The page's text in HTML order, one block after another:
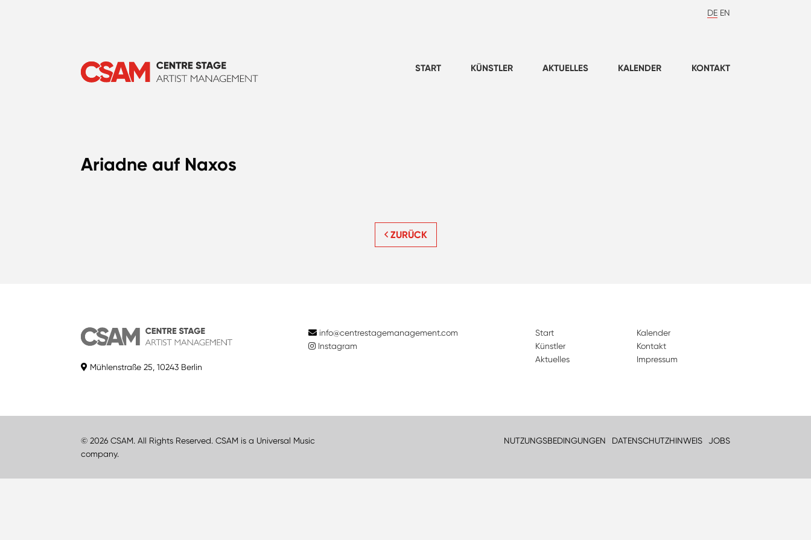
DE EN
START KÜNSTLER AKTUELLES KALENDER KONTAKT
Ariadne auf Naxos
ZURÜCK
Mühlenstraße 25, 10243 Berlin
info@centrestagemanagement.com
Instagram
Start
Künstler
Aktuelles
Kalender
Kontakt
Impressum
© 2026 CSAM. All Rights Reserved. CSAM is a Universal Music
company.
NUTZUNGSBEDINGUNGEN DATENSCHUTZHINWEIS JOBS